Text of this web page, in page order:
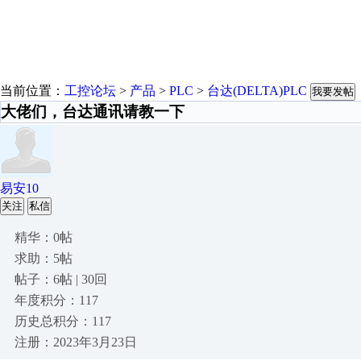
当前位置： 工控论坛 > 产品 > PLC > 台达(DELTA)PLC 我要发帖
大佬们，台达通讯请教一下
易安10
关注 私信
精华：0帖
求助：5帖
帖子：6帖 | 30回
年度积分：117
历史总积分：117
注册：2023年3月23日